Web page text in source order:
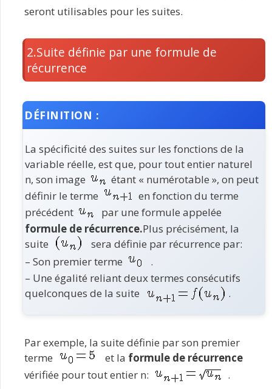
seront utilisables pour les suites.
2.Suite définie par une formule de
récurrence
DÉFINITION :
La spécificité des suites sur les fonctions de la
variable réelle, est que, pour tout entier naturel
n, son image
étant « numérotable », on peut
définir le terme
en fonction du terme
précédent
par une formule appelée
formule de récurrence.Plus précisément, la
suite
sera définie par récurrence par:
– Son premier terme
.
– Une égalité reliant deux termes consécutifs
quelconques de la suite
.
Par exemple, la suite définie par son premier
terme
et la formule de récurrence
vérifiée pour tout entier n:
.